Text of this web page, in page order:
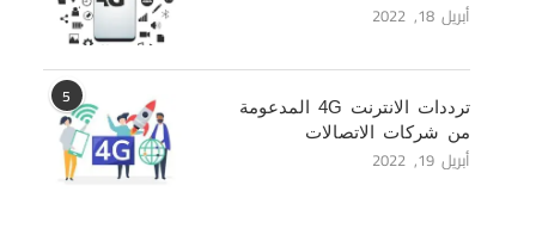
أبريل 18, 2022
5
ترددات الانترنت 4G المدعومة
من شركات الاتصالات
أبريل 19, 2022